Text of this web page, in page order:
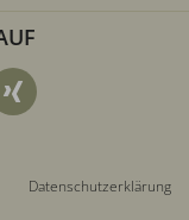
Datenschutzerklärung